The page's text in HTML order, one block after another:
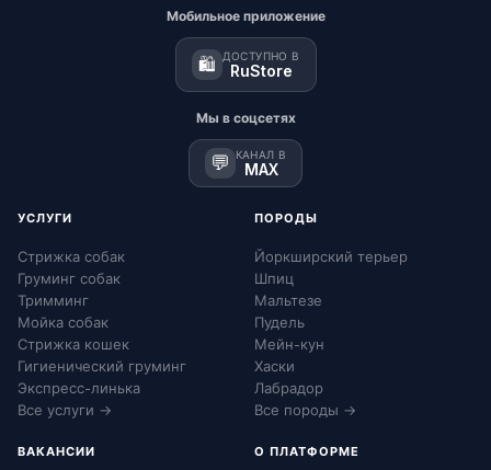
Мобильное приложение
🛍️ ДОСТУПНО В
RuStore
Мы в соцсетях
💬 КАНАЛ В
MAX
УСЛУГИ
Стрижка собак
Груминг собак
Тримминг
Мойка собак
Стрижка кошек
Гигиенический груминг
Экспресс-линька
Все услуги →
ПОРОДЫ
Йоркширский терьер
Шпиц
Мальтезе
Пудель
Мейн-кун
Хаски
Лабрадор
Все породы →
ВАКАНСИИ О ПЛАТФОРМЕ